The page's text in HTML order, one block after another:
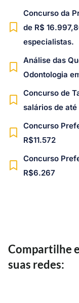
Concurso da
de R$
especialistas.
Análise das
Odontologia
Concurso de
salários de até
Concurso
R$11.572
Concurso
R$6.267
Compartilhe
suas redes: